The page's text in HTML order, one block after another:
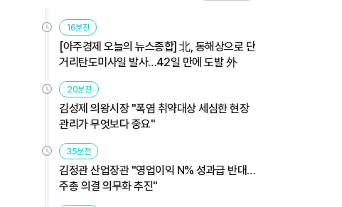
16분전
[아주경제 오늘의 뉴스종합] 北, 동해상으로 단
거리탄도미사일 발사…42일 만에 도발 外
20분전
김성제 의왕시장 "폭염 취약대상 세심한 현장
관리가 무엇보다 중요"
35분전
김정관 산업장관 "영업이익 N% 성과급 반대…
주총 의결 의무화 추진"